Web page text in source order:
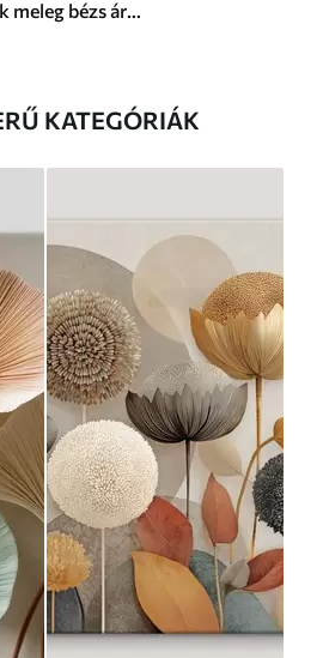
Dombornyomott levelek meleg bézs árnyalatokban
KATEGÓRIÁK